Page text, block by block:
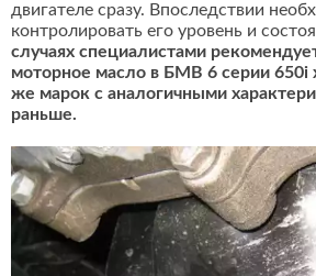
двигателе сразу. Впоследствии
контролировать его уровень и
случаях специалистами
моторное масло в БМВ 6 серии 650i
же марок с аналогичными
раньше.